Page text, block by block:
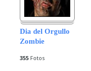
Dia del Orgullo
Zombie
355 Fotos